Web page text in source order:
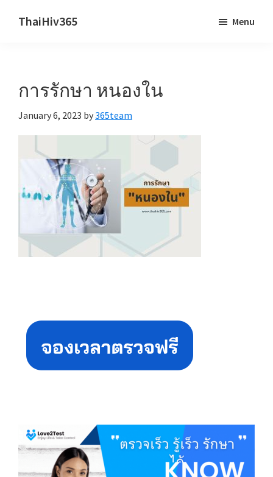
ThaiHiv365
behind.
Menu
การรักษา หนองใน
January 6, 2023 by365team
Sidebar